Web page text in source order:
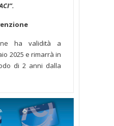
ha validità a
2025 e rimarrà in
di 2 anni dalla